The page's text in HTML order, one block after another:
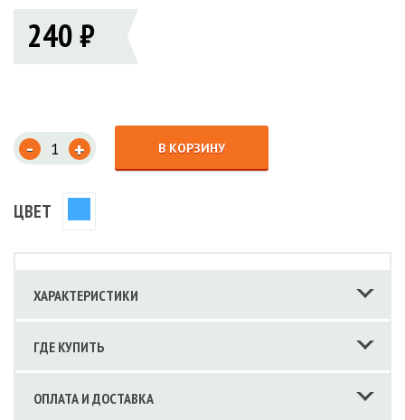
240 ₽
- + В КОРЗИНУ
ЦВЕТ
ХАРАКТЕРИСТИКИ
ГДЕ КУПИТЬ
ОПЛАТА И ДОСТАВКА